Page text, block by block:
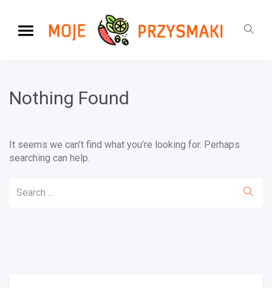
Nothing Found
It seems we can’t find what you’re looking for. Perhaps
searching can help.